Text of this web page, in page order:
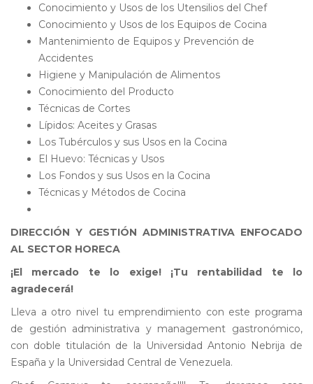
Conocimiento y Usos de los Utensilios del Chef
Conocimiento y Usos de los Equipos de Cocina
Mantenimiento de Equipos y Prevención de
Accidentes
Higiene y Manipulación de Alimentos
Conocimiento del Producto
Técnicas de Cortes
Lípidos: Aceites y Grasas
Los Tubérculos y sus Usos en la Cocina
El Huevo: Técnicas y Usos
Los Fondos y sus Usos en la Cocina
Técnicas y Métodos de Cocina
DIRECCIÓN Y GESTIÓN ADMINISTRATIVA ENFOCADO
AL SECTOR HORECA
¡El mercado te lo exige! ¡Tu rentabilidad te lo
agradecerá!
Lleva a otro nivel tu emprendimiento con este programa
de gestión administrativa y management gastronómico,
con doble titulación de la Universidad Antonio Nebrija de
España y la Universidad Central de Venezuela.